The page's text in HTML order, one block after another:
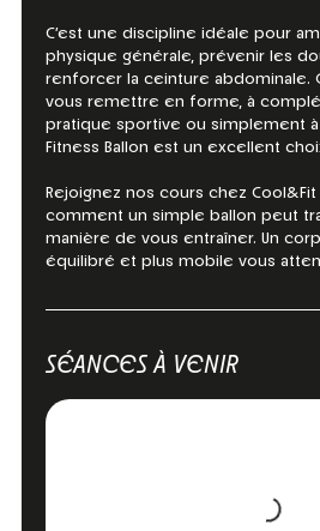
C’est une discipline idéale pour
physique générale, prévenir les
renforcer la ceinture abdominale.
vous remettre en forme, à
pratique sportive ou simplement
Fitness Ballon est un excellent
Rejoignez nos cours chez
comment un simple ballon peut
manière de vous entraîner. Un
équilibré et plus mobile vous
SÉANCES À VENIR